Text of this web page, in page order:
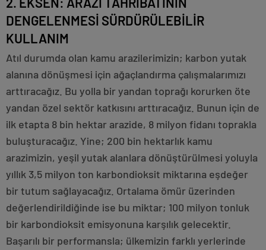
DENGELENMESİ SÜRDÜRÜLEBİLİR
KULLANIM
Atıl durumda olan kamu arazilerimizin; karbon yutak
alanına dönüşmesi için ağaçlandırma çalışmalarımızı
arttıracağız. Bu yolla bir yandan toprağı korurken öte
yandan özel sektör katkısını arttıracağız. Bunun için de
ilk etapta 8 bin hektar arazide, 8 milyon fidanı toprakla
buluşturacağız. Yine; 200 bin hektarlık kamu
arazimizin, yeşil yutak alanlara dönüştürülmesi yoluyla
yıllık 3,5 milyon ton karbondioksit miktarına eşdeğer
bir tutum sağlayacağız. Ortalama ömür üzerinden
değerlendirildiğinde ise bu miktar; 100 milyon tonluk
bir karbondioksit emisyonuna karşılık gelecektir.
Başarılı bir performansla; ülkemizin farklı yerlerinde